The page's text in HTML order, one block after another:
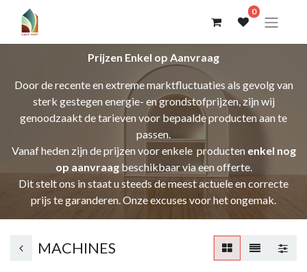
0
Prijzen Enkel op Aanvraag
Door de recente en extreme marktfluctuaties als gevolg van
sterk gestegen energie- en grondstofprijzen, zijn wij
genoodzaakt de tarieven voor bepaalde producten aan te
passen.
Vanaf heden zijn de prijzen voor enkele producten enkel nog
op aanvraagbeschikbaar via een offerte.
Dit stelt ons in staat u steeds de meest actuele en correcte
prijs te garanderen. Onze excuses voor het ongemak.
MACHINES